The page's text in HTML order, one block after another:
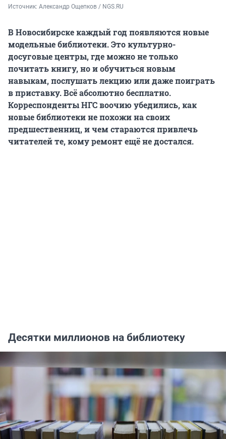
Источник: Александр Ощепков / NGS.RU
В Новосибирске каждый год появляются новые
модельные библиотеки. Это культурно-
досуговые центры, где можно не только
почитать книгу, но и обучиться новым
навыкам, послушать лекцию или даже поиграть
в приставку. Всё абсолютно бесплатно.
Корреспонденты НГС воочию убедились, как
новые библиотеки не похожи на своих
предшественниц, и чем стараются привлечь
читателей те, кому ремонт ещё не достался.
Десятки миллионов на библиотеку